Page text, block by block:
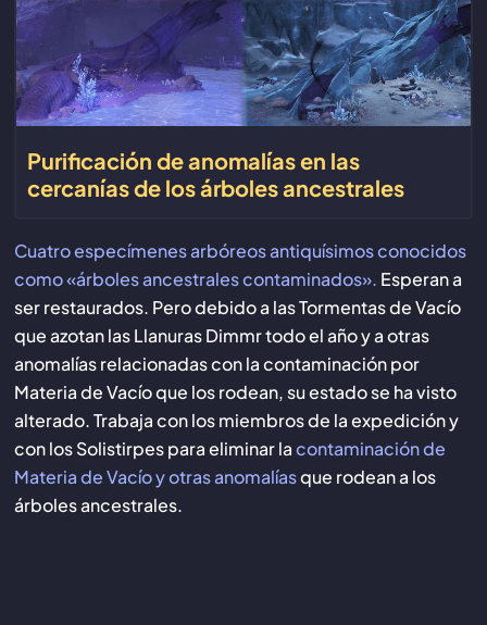
Purificación de anomalías en las
cercanías de los árboles ancestrales
Cuatro especímenes arbóreos antiquísimos conocidos
como «árboles ancestrales contaminados». Esperan a
ser restaurados. Pero debido a las Tormentas de Vacío
que azotan las Llanuras Dimmr todo el año y a otras
anomalías relacionadas con la contaminación por
Materia de Vacío que los rodean, su estado se ha visto
alterado. Trabaja con los miembros de la expedición y
con los Solistirpes para eliminar lacontaminación de
Materia de Vacío y otras anomalíasque rodean a los
árboles ancestrales.